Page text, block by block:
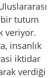
tutum
veriyor.
insanlık
iktidar
verdiği